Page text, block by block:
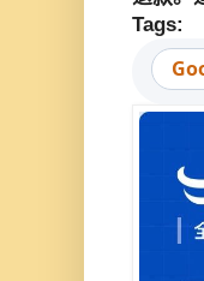
Tags: